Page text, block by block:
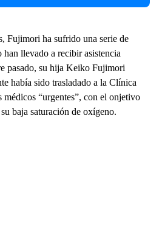
Fujimori ha sufrido una serie de
han llevado a recibir asistencia
pasado, su hija Keiko Fujimori
había sido trasladado a la Clínica
médicos “urgentes”, con el onjetivo
baja saturación de oxígeno.